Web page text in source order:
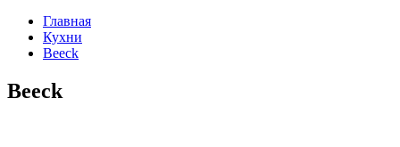
Главная
Кухни
Beeck
Beeck